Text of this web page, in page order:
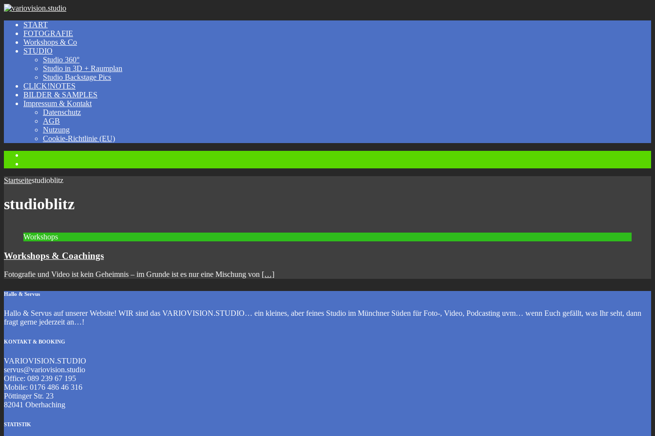
START
FOTOGRAFIE
Workshops & Co
STUDIO
Studio 360°
Studio in 3D + Raumplan
Studio Backstage Pics
CLICK!NOTES
BILDER & SAMPLES
Impressum & Kontakt
Datenschutz
AGB
Nutzung
Cookie-Richtlinie (EU)
Startseitestudioblitz
studioblitz
Workshops
Workshops & Coachings
Fotografie und Video ist kein Geheimnis – im Grunde ist es nur eine Mischung von […]
Hallo & Servus
Hallo & Servus auf unserer Website! WIR sind das VARIOVISION.STUDIO… ein kleines, aber feines Studio im Münchner Süden für Foto-, Video, Podcasting uvm… wenn Euch gefällt, was Ihr seht, dann
fragt gerne jederzeit an…!
KONTAKT & BOOKING
VARIOVISION.STUDIO
servus@variovision.studio
Office: 089 239 67 195
Mobile: 0176 486 46 316
Pöttinger Str. 23
82041 Oberhaching
STATISTIK